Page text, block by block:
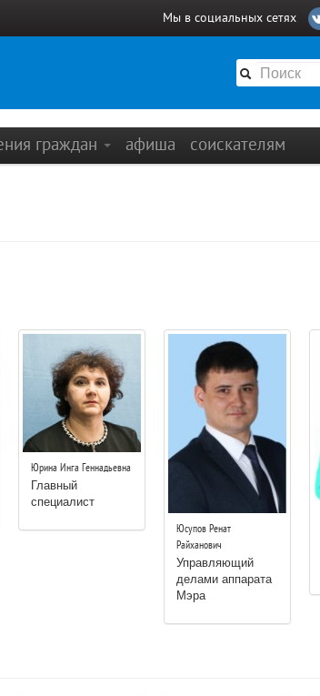
Мы в социальных сетях
граждан афиша соискателям
Юрина Инга Геннадьевна
Главный
специалист
Юсупов Ренат
Райханович
Управляющий
делами аппарата
Мэра